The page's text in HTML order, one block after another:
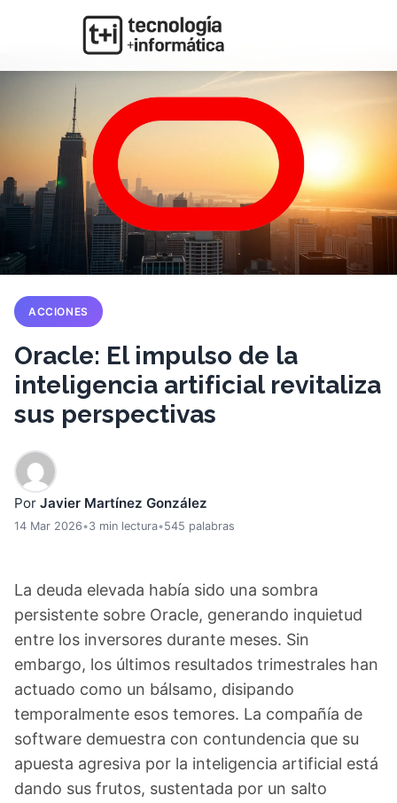
ACCIONES
Oracle: El impulso de la
inteligencia artificial revitaliza
sus perspectivas
Por Javier Martínez González
14 Mar 2026•3 min lectura•545 palabras
La deuda elevada había sido una sombra
persistente sobre Oracle, generando inquietud
entre los inversores durante meses. Sin
embargo, los últimos resultados trimestrales han
actuado como un bálsamo, disipando
temporalmente esos temores. La compañía de
software demuestra con contundencia que su
apuesta agresiva por la inteligencia artificial está
dando sus frutos, sustentada por un salto